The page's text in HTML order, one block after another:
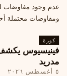
عدم وجود مفاوضات
ومفاوضات محتملة
كورة
فينيسيوس
مدريد
٥ أغسطس ٢٠٢٦